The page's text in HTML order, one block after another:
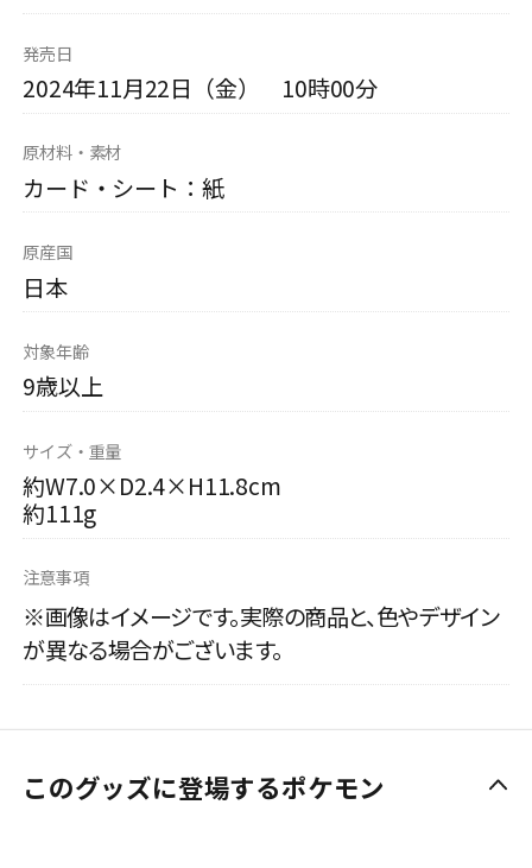
発売日
2024年11月22日（金） 10時00分
原材料・素材
カード・シート：紙
原産国
日本
対象年齢
9歳以上
サイズ・重量
約W7.0×D2.4×H11.8cm
約111g
注意事項
※画像はイメージです。実際の商品と、色やデザイン
が異なる場合がございます。
このグッズに登場するポケモン